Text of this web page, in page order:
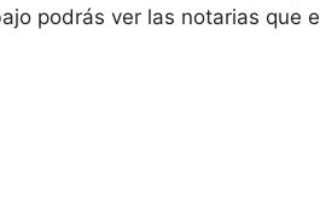
podrás ver las notarias que